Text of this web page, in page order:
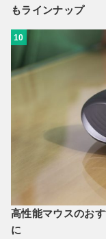
もラインナップ
10
高性能マウスのお
に